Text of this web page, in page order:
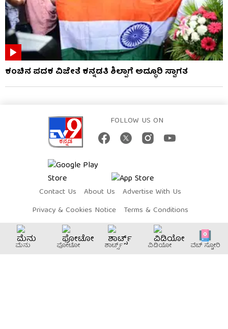
ಕಂಚಿನ ಪದಕ ವಿಜೇತೆ ಕನ್ನಡತಿ ಶಿಲ್ಪಾಗೆ ಅದ್ಧೂರಿ ಸ್ವಾಗತ
FOLLOW US ON
Contact Us About Us
Advertise With Us
Privacy & Cookies Notice
Terms & Conditions
Complaint Redressal
Network Sites:
ಮೆನು ಫೋಟೋ ಶಾರ್ಟ್ಸ್ ವಿಡಿಯೋ ವೆಬ್​ ಸ್ಟೋರಿ